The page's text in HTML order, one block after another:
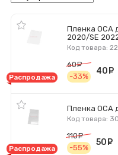
Пленка OCA
2020/SE
Код товара:
Распродажа
60
-33%
40
Пленка OCA
Код товара:
Распродажа
110
-55%
50